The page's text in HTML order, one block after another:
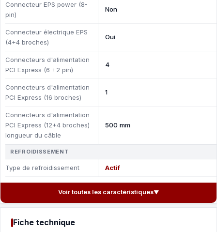
Connecteur EPS power (8-
pin)
Non
Connecteur électrique EPS
(4+4 broches)
Oui
Connecteurs d'alimentation
PCI Express (6 +2 pin)
4
Connecteurs d'alimentation
PCI Express (16 broches)
1
Connecteurs d'alimentation
PCI Express (12+4 broches)
longueur du câble
500 mm
REFROIDISSEMENT
Type de refroidissement Actif
Voir toutes les caractéristiques▼
Fiche technique